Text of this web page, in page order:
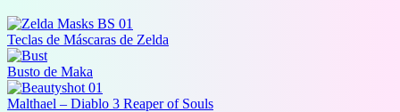
Teclas de Máscaras de Zelda
Busto de Maka
Malthael – Diablo 3 Reaper of Souls